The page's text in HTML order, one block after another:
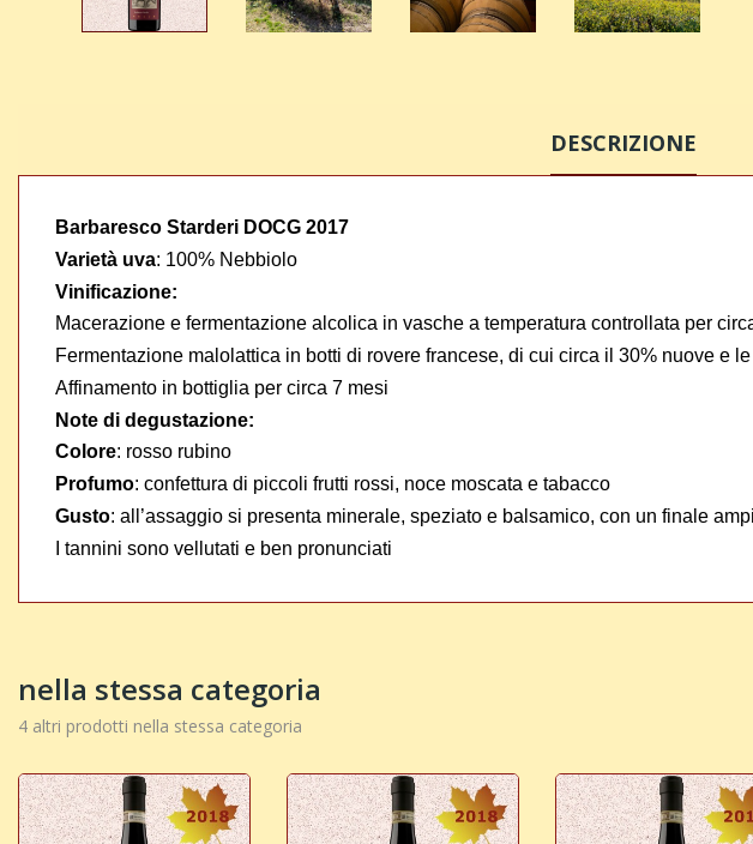
DESCRIZIONE
Barbaresco Starderi DOCG 2017
Varietà uva: 100% Nebbiolo
Vinificazione:
Macerazione e fermentazione alcolica in vasche a temperatura controllata per
Fermentazione malolattica in botti di rovere francese, di cui circa il 30% nuove e
Affinamento in bottiglia per circa 7 mesi
Note di degustazione:
Colore: rosso rubino
Profumo: confettura di piccoli frutti rossi, noce moscata e tabacco
Gusto: all’assaggio si presenta minerale, speziato e balsamico, con un finale
I tannini sono vellutati e ben pronunciati
nella stessa categoria
4 altri prodotti nella stessa categoria